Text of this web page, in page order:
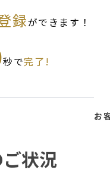
録ができます！
秒で完了!
お
状況